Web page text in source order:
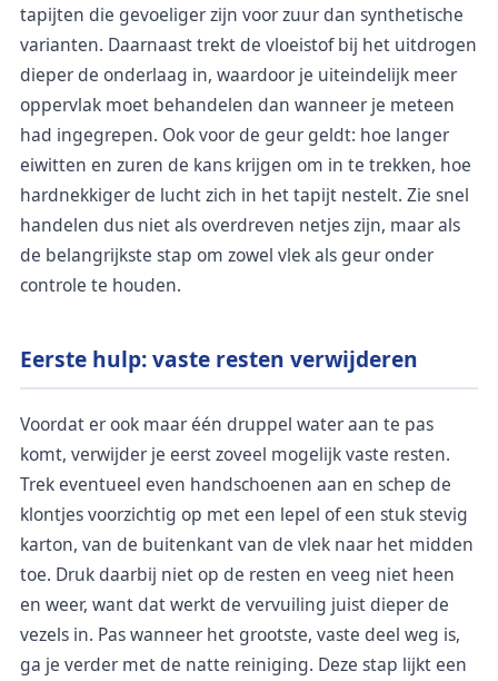
tapijten die gevoeliger zijn voor zuur dan synthetische
varianten. Daarnaast trekt de vloeistof bij het uitdrogen
dieper de onderlaag in, waardoor je uiteindelijk meer
oppervlak moet behandelen dan wanneer je meteen
had ingegrepen. Ook voor de geur geldt: hoe langer
eiwitten en zuren de kans krijgen om in te trekken, hoe
hardnekkiger de lucht zich in het tapijt nestelt. Zie snel
handelen dus niet als overdreven netjes zijn, maar als
de belangrijkste stap om zowel vlek als geur onder
controle te houden.
Eerste hulp: vaste resten verwijderen
Voordat er ook maar één druppel water aan te pas
komt, verwijder je eerst zoveel mogelijk vaste resten.
Trek eventueel even handschoenen aan en schep de
klontjes voorzichtig op met een lepel of een stuk stevig
karton, van de buitenkant van de vlek naar het midden
toe. Druk daarbij niet op de resten en veeg niet heen
en weer, want dat werkt de vervuiling juist dieper de
vezels in. Pas wanneer het grootste, vaste deel weg is,
ga je verder met de natte reiniging. Deze stap lijkt een